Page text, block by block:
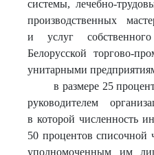
системы, лечебно-
производственных
и услуг
Белорусской торгово-
унитарными
в размере 25
руководителем
в которой численность
50 процентов списочной
уполномоченным им